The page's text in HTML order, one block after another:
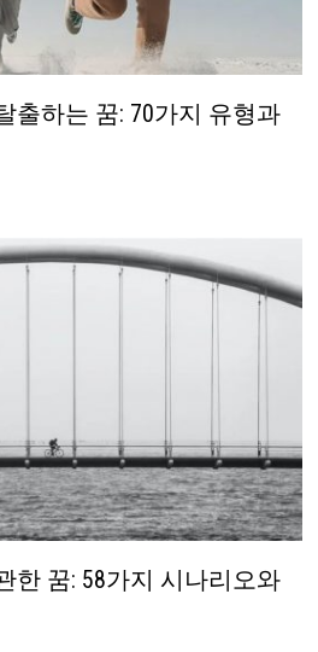
출하는 꿈: 70가지 유형과
한 꿈: 58가지 시나리오와